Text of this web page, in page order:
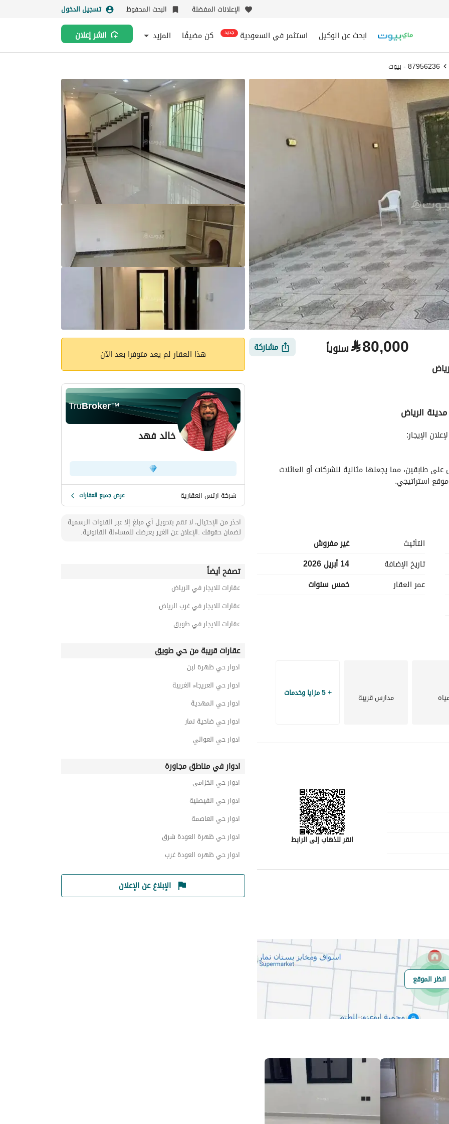
الإعلانات المفضلة البحث المحفوظ تسجيل الدخول
ابحث عن الوكيل استثمر في السعودية جديد كن مضيفًا المزيد انشر إعلان
87956236 - بيوت
⃁80,000 سنوياً مشاركة
الرياض
الإيجار:
استراتيجي.
التأثيث
غير مفروش
تاريخ الإضافة
14 أبريل 2026
عمر العقار
خمس سنوات
مدارس قريبة + 5 مزايا وخدمات
انقر للذهاب إلى الرابط
رقم المبنى
2783
الرقم الاضافي
7042
خط العرض
24.54793751380552
السعر
450
انظر الموقع
هذا العقار لم يعد متوفرا بعد الآن
TruBroker™
خالد فهد
شركة ارتس العقارية عرض جميع العقارات
احذر من الإحتيال، لا تقم بتحويل أي مبلغ إلا عبر القنوات الرسمية
لضمان حقوقك .الإعلان عن الغير يعرضك للمساءلة القانونية.
تصفح أيضاً
عقارات للايجار في الرياض
عقارات للايجار في غرب الرياض
عقارات للايجار في طويق
عقارات قريبة من حي طويق
ادوار حي ظهرة لبن
ادوار حي العريجاء الغربية
ادوار حي المهدية
ادوار حي ضاحية نمار
ادوار حي العوالي
ادوار في مناطق مجاورة
ادوار حي الخزامى
ادوار حي الفيصلية
ادوار حي العاصمة
ادوار حي ظهرة العودة شرق
ادوار حي ظهره العودة غرب
الإبلاغ عن الإعلان